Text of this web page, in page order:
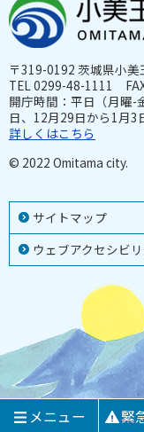
サイトマップ
ウェブアクセシビリ
〒319-0192 茨城県小美
TEL 0299-48-1111
開庁時間：平日（月曜-
日、12月29日から1月3
詳しくはこちら
© 2022 Omitama city.
メニュー 緊